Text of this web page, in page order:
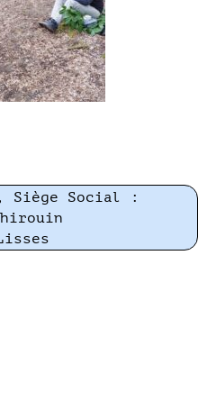
Siège Social :